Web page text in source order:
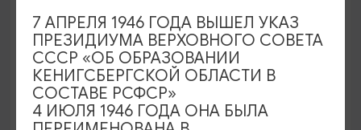
ВЫСТАВКИ
Солнечное притяжение
21.08.2026 - 20.09.2026
7 АПРЕЛЯ 1946 ГОДА ВЫШЕЛ УКАЗ
ПРЕЗИДИУМА ВЕРХОВНОГО СОВЕТА
СССР «ОБ ОБРАЗОВАНИИ
КЕНИГСБЕРГСКОЙ ОБЛАСТИ В
СОСТАВЕ РСФСР»
4 ИЮЛЯ 1946 ГОДА ОНА БЫЛА